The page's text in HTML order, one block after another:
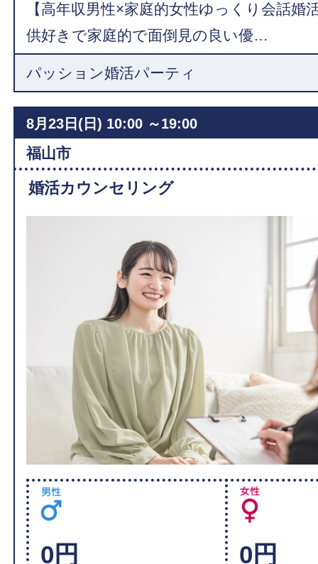
【高年収男性×家庭的女性ゆっくり会話婚
供好きで家庭的で面倒見の良い優…
パッション婚活パーティ
8月23日(日) 10:00 ～19:00
福山市
婚活カウンセリング
0円 0円